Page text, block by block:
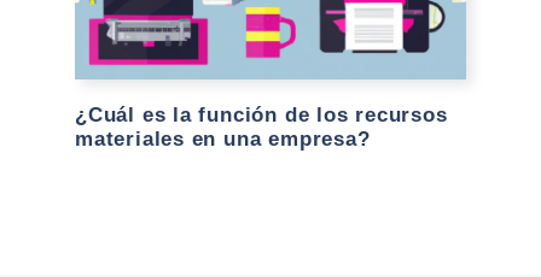
¿Cuál es la función de los recursos
materiales en una empresa?